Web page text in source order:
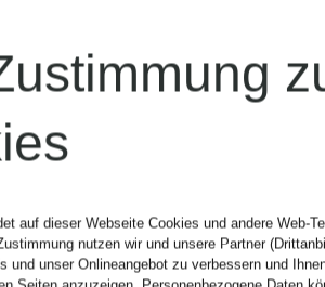
auf dieser Webseite Cookies und andere Web-
nutzen wir und unsere Partner
und unser Onlineangebot zu verbessern und